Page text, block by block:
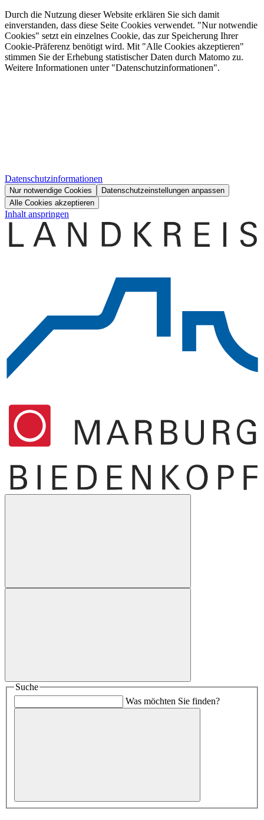
Durch die Nutzung dieser Website erklären Sie sich damit
einverstanden, dass diese Seite Cookies verwendet. "Nur notwendie
Cookies" setzt ein einzelnes Cookie, das zur Speicherung Ihrer
Cookie-Präferenz benötigt wird. Mit "Alle Cookies akzeptieren"
stimmen Sie der Erhebung statistischer Daten durch Matomo zu.
Weitere Informationen unter "Datenschutzinformationen".
Datenschutzinformationen
Nur notwendige Cookies
Datenschutzeinstellungen anpassen
Alle Cookies akzeptieren
Inhalt anspringen
Suche
Was möchten Sie finden?